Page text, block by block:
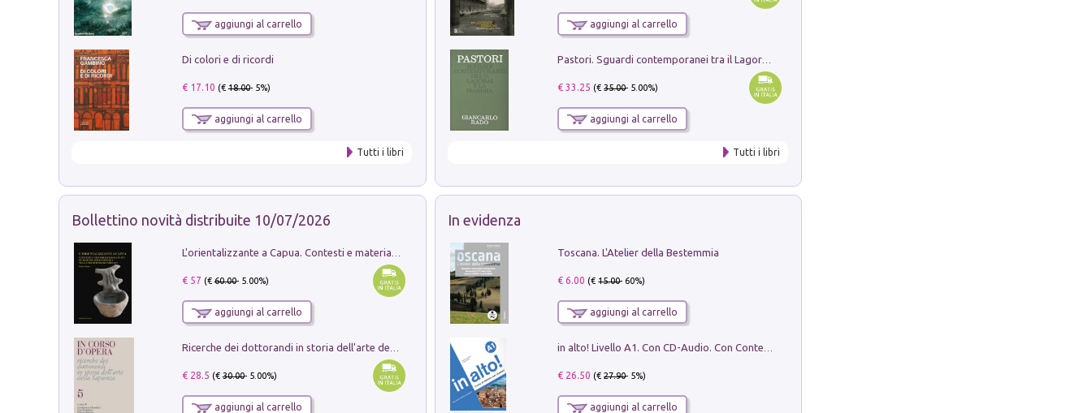
aggiungi al carrello
Di colori e di ricordi
€ 17.10 (€18.00- 5%)
aggiungi al carrello
Tutti i libri
aggiungi al carrello
€ 33.25 (€35.00- 5.00%)
aggiungi al carrello
Tutti i libri
Bollettino novità distribuite 10/07/2026
€ 57 (€60.00- 5.00%)
aggiungi al carrello
€ 28.5 (€30.00- 5.00%)
aggiungi al carrello
In evidenza
Toscana. L'Atelier della Bestemmia
€ 6.00 (€15.00- 60%)
aggiungi al carrello
€ 26.50 (€27.90- 5%)
aggiungi al carrello